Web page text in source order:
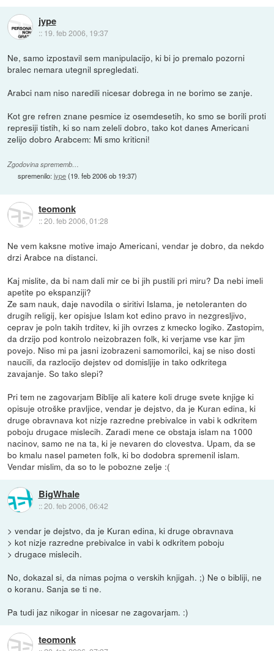
jype
:: 19. feb 2006, 19:37
Ne, samo izpostavil sem manipulacijo, ki bi jo premalo pozorni
bralec nemara utegnil spregledati.
Arabci nam niso naredili nicesar dobrega in ne borimo se zanje.
Kot gre refren znane pesmice iz osemdesetih, ko smo se borili proti
represiji tistih, ki so nam zeleli dobro, tako kot danes Americani
zelijo dobro Arabcem: Mi smo kriticni!
Zgodovina sprememb…
spremenilo:jype(19. feb 2006 ob 19:37)
teomonk
::20. feb 2006, 01:28
Ne vem kaksne motive imajo Americani, vendar je dobro, da nekdo
drzi Arabce na distanci.
Kaj mislite, da bi nam dali mir ce bi jih pustili pri miru? Da nebi imeli
apetite po ekspanziji?
Ze sam nauk, daje navodila o siritivi Islama, je netoleranten do
drugih religij, ker opisjue Islam kot edino pravo in nezgresljivo,
ceprav je poln takih trditev, ki jih ovrzes z kmecko logiko. Zastopim,
da drzijo pod kontrolo neizobrazen folk, ki verjame vse kar jim
povejo. Niso mi pa jasni izobrazeni samomorilci, kaj se niso dosti
naucili, da razlocijo dejstev od domisljije in tako odkritega
zavajanje. So tako slepi?
Pri tem ne zagovarjam Biblije ali katere koli druge svete knjige ki
opisuje otroške pravljice, vendar je dejstvo, da je Kuran edina, ki
druge obravnava kot nizje razredne prebivalce in vabi k odkritem
poboju drugace mislecih. Zaradi mene ce obstaja islam na 1000
nacinov, samo ne na ta, ki je nevaren do clovestva. Upam, da se
bo kmalu nasel pameten folk, ki bo dodobra spremenil islam.
Vendar mislim, da so to le pobozne zelje :(
BigWhale
::20. feb 2006, 06:42
> vendar je dejstvo, da je Kuran edina, ki druge obravnava
> kot nizje razredne prebivalce in vabi k odkritem poboju
> drugace mislecih.
No, dokazal si, da nimas pojma o verskih knjigah. ;) Ne o bibliji, ne
o koranu. Sanja se ti ne.
Pa tudi jaz nikogar in nicesar ne zagovarjam. :)
teomonk